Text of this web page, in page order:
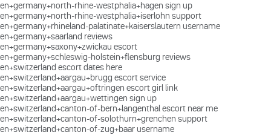
en+germany+north-rhine-westphalia+hagen sign up
en+germany+north-rhine-westphalia+iserlohn support
en+germany+rhineland-palatinate+kaiserslautern username
en+germany+saarland reviews
en+germany+saxony+zwickau escort
en+germany+schleswig-holstein+flensburg reviews
en+switzerland escort dates here
en+switzerland+aargau+brugg escort service
en+switzerland+aargau+oftringen escort girl link
en+switzerland+aargau+wettingen sign up
en+switzerland+canton-of-bern+langenthal escort near me
en+switzerland+canton-of-solothurn+grenchen support
en+switzerland+canton-of-zug+baar username